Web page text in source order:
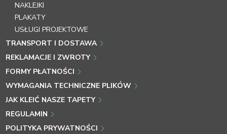
NAKLEJKI
PLAKATY
USŁUGI PROJEKTOWE
TRANSPORT I DOSTAWA
REKLAMACJE I ZWROTY
FORMY PŁATNOŚCI
WYMAGANIA TECHNICZNE PLIKÓW
JAK KLEIĆ NASZE TAPETY
REGULAMIN
POLITYKA PRYWATNOŚCI